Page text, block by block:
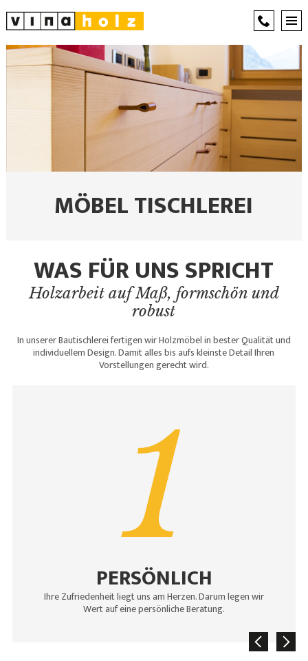
MÖBEL TISCHLEREI
WAS FÜR UNS SPRICHT
Holzarbeit auf Maß, formschön und
robust
In unserer Bautischlerei fertigen wir Holzmöbel in bester Qualität und
individuellem Design. Damit alles bis aufs kleinste Detail Ihren
Vorstellungen gerecht wird.
1
PERSÖNLICH
Ihre Zufriedenheit liegt uns am Herzen. Darum legen wir
Wert auf eine persönliche Beratung.